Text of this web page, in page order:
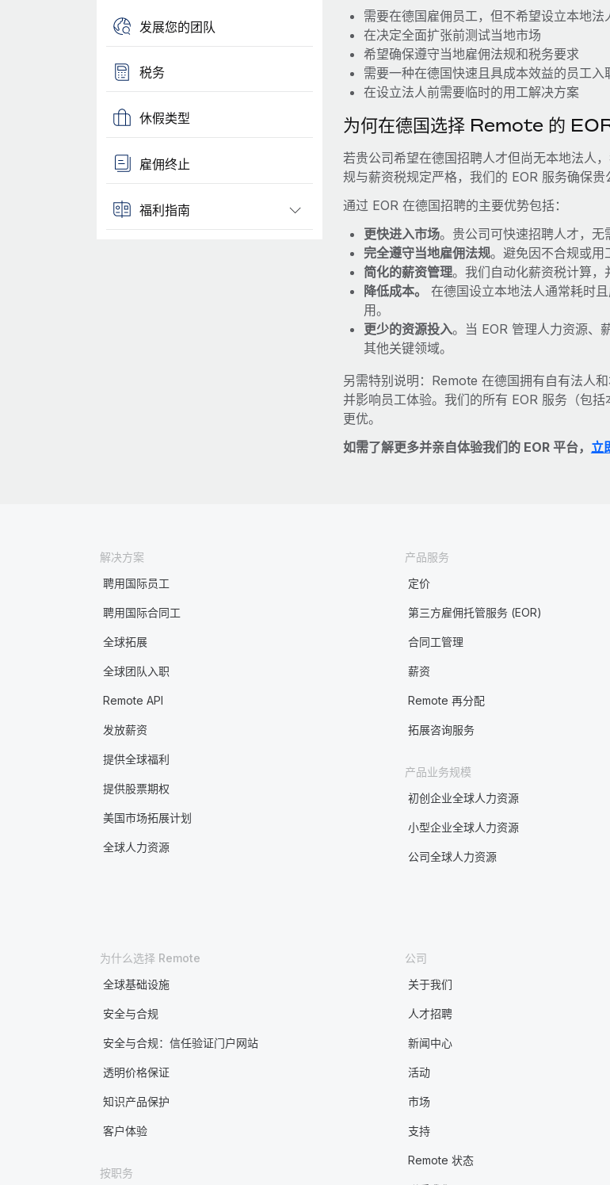
发展您的团队
税务
休假类型
雇佣终止
福利指南
需要在德国雇佣员工，但不希望设立本地法
在决定全面扩张前测试当地市场
希望确保遵守当地雇佣法规和税务要求
需要一种在德国快速且具成本效益的员工入
在设立法人前需要临时的用工解决方案
为何在德国选择 Remote 的 EOR
若贵公司希望在德国招聘人才但尚无本地法人
规与薪资税规定严格，我们的 EOR 服务确保
通过 EOR 在德国招聘的主要优势包括：
更快进入市场。贵公司可快速招聘人才，无
完全遵守当地雇佣法规。避免因不合规或用
简化的薪资管理。我们自动化薪资税计算，
降低成本。
在德国设立本地法人通常耗时
用。
更少的资源投入。当 EOR 管理人力资源、
其他关键领域。
另需特别说明：Remote 在德国拥有自有法人
并影响员工体验。我们的所有 EOR 服务（包
更优。
如需了解更多并亲自体验我们的 EOR 平台， 立
解决方案
聘用国际员工
聘用国际合同工
全球拓展
全球团队入职
Remote API
发放薪资
提供全球福利
提供股票期权
美国市场拓展计划
全球人力资源
产品服务
定价
第三方雇佣托管服务 (EOR)
合同工管理
薪资
Remote 再分配
拓展咨询服务
产品业务规模
初创企业全球人力资源
小型企业全球人力资源
公司全球人力资源
为什么选择 Remote
全球基础设施
安全与合规
安全与合规：信任验证门户网站
透明价格保证
知识产品保护
客户体验
按职务
公司
关于我们
人才招聘
新闻中心
活动
市场
支持
Remote 状态